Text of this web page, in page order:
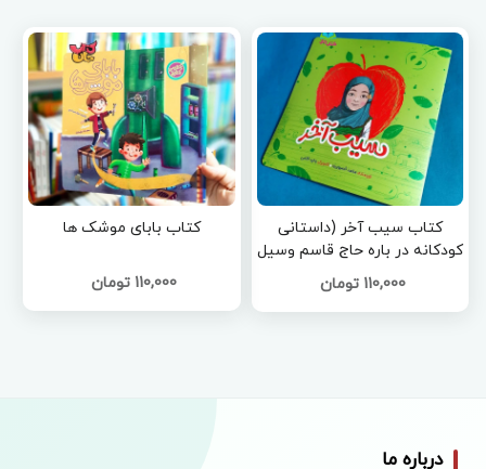
کتاب سیب آخر (داستانی
کودکانه در باره حاج قاسم وسیل
خوزستان )
110,000 تومان
کتاب بابای موشک ها
110,000 تومان
درباره ما